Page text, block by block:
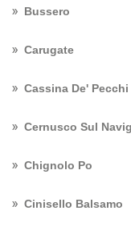
Bussero
Carugate
Cassina De' Pecchi
Cernusco Sul
Chignolo Po
Cinisello Balsamo